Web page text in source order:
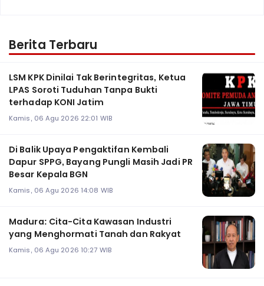
Berita Terbaru
LSM KPK Dinilai Tak Berintegritas, Ketua
LPAS Soroti Tuduhan Tanpa Bukti
terhadap KONI Jatim
Kamis, 06 Agu 2026 22:01 WIB
Di Balik Upaya Pengaktifan Kembali
Dapur SPPG, Bayang Pungli Masih Jadi PR
Besar Kepala BGN
Kamis, 06 Agu 2026 14:08 WIB
Madura: Cita-Cita Kawasan Industri
yang Menghormati Tanah dan Rakyat
Kamis, 06 Agu 2026 10:27 WIB